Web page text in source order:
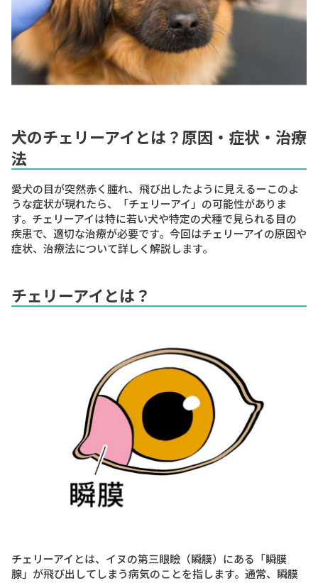
犬のチェリーアイとは？原因・症状・治療
法
愛犬の目が突然赤く腫れ、飛び出したように見えるーこのよ
うな症状が現れたら、「チェリーアイ」の可能性がありま
す。チェリーアイは特に若い犬や特定の犬種で見られる目の
疾患で、適切な治療が必要です。今回はチェリーアイの原因や
症状、治療法について詳しく解説します。
チェリーアイとは？
チェリーアイとは、イヌの第三眼瞼（瞬膜）にある「瞬膜
腺」が飛び出してしまう病気のことを指します。通常、瞬膜